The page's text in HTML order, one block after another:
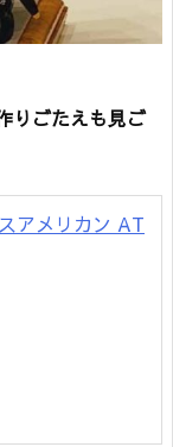
りごたえも見ご
アメリカン AT